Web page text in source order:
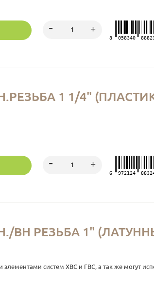
8 058340
1 1/4"
6 972124
ВН РЕЗЬБА 1"
систем ХВС и ГВС, а так же могут